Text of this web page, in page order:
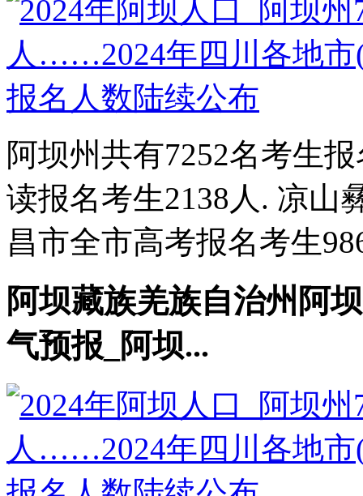
阿坝州共有7252名考生
读报名考生2138人. 凉
昌市全市高考报名考生
阿坝藏族羌族自治州阿
气预报_阿坝...